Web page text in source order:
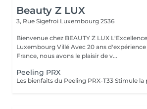
Beauty Z LUX
3, Rue Sigefroi Luxembourg 2536
Bienvenue chez BEAUTY Z LUX
Luxembourg Villé Avec 20 ans d'expérience en Russie et en
France, nous avons le plaisir de v...
Peeling PRX